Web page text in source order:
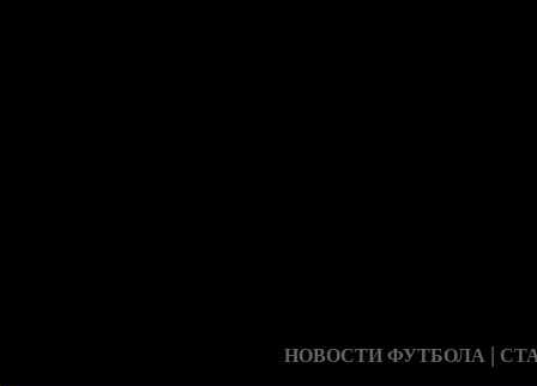
НОВОСТИ ФУТБОЛА |